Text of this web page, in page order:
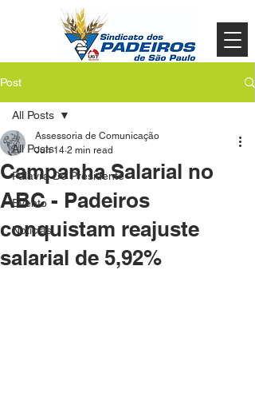
Post
All Posts
Palavra Do Presidente
Evento
Noticias
All Posts
Campanha Salarial no
ABC - Padeiros
conquistam reajuste
salarial de 5,92%
Assessoria de Comunicação
Jun 14 2 min read